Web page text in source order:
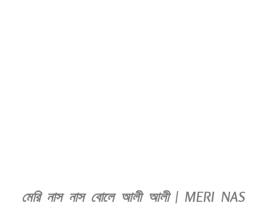
মেরি নাস নাস বোলে আলী আলী | MERI NAS